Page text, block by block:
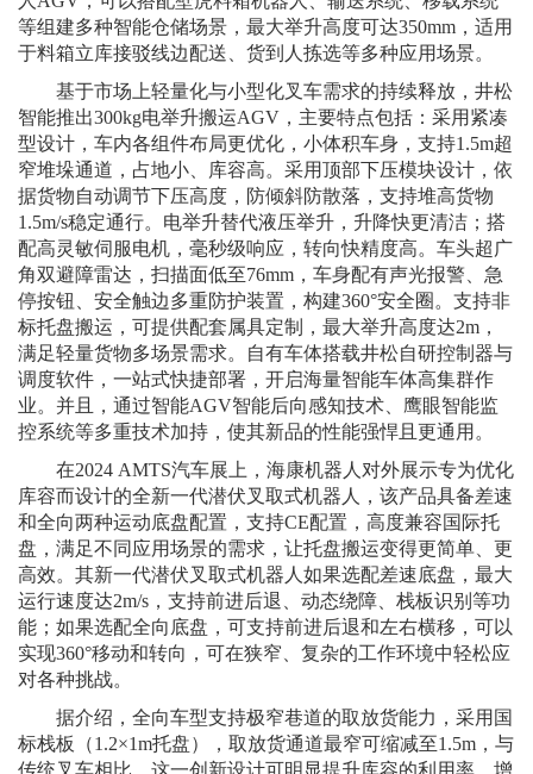
等组建多种智能仓储场景，最大举升高度可达350mm，适用
于料箱立库接驳线边配送、货到人拣选等多种应用场景。
基于市场上轻量化与小型化叉车需求的持续释放，井松
智能推出300kg电举升搬运AGV，主要特点包括：采用紧凑
型设计，车内各组件布局更优化，小体积车身，支持1.5m超
窄堆垛通道，占地小、库容高。采用顶部下压模块设计，依
据货物自动调节下压高度，防倾斜防散落，支持堆高货物
1.5m/s稳定通行。电举升替代液压举升，升降快更清洁；搭
配高灵敏伺服电机，毫秒级响应，转向快精度高。车头超广
角双避障雷达，扫描面低至76mm，车身配有声光报警、急
停按钮、安全触边多重防护装置，构建360°安全圈。支持非
标托盘搬运，可提供配套属具定制，最大举升高度达2m，
满足轻量货物多场景需求。自有车体搭载井松自研控制器与
调度软件，一站式快捷部署，开启海量智能车体高集群作
业。并且，通过智能AGV智能后向感知技术、鹰眼智能监
控系统等多重技术加持，使其新品的性能强悍且更通用。
在2024 AMTS汽车展上，海康机器人对外展示专为优化
库容而设计的全新一代潜伏叉取式机器人，该产品具备差速
和全向两种运动底盘配置，支持CE配置，高度兼容国际托
盘，满足不同应用场景的需求，让托盘搬运变得更简单、更
高效。其新一代潜伏叉取式机器人如果选配差速底盘，最大
运行速度达2m/s，支持前进后退、动态绕障、栈板识别等功
能；如果选配全向底盘，可支持前进后退和左右横移，可以
实现360°移动和转向，可在狭窄、复杂的工作环境中轻松应
对各种挑战。
据介绍，全向车型支持极窄巷道的取放货能力，采用国
标栈板（1.2×1m托盘），取放货通道最窄可缩减至1.5m，与
传统叉车相比，这一创新设计可明显提升库容的利用率，增